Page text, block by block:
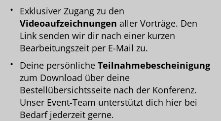
Exklusiver Zugang zu den
Videoaufzeichnungen aller Vorträge. Den
Link senden wir dir nach einer kurzen
Bearbeitungszeit per E-Mail zu.
Deine persönliche Teilnahmebescheinigung
zum Download über deine
Bestellübersichtsseite nach der Konferenz.
Unser Event-Team unterstützt dich hier bei
Bedarf jederzeit gerne.